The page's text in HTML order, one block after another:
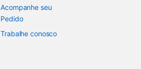
Acompanhe seu
Pedido
Trabalhe conosco